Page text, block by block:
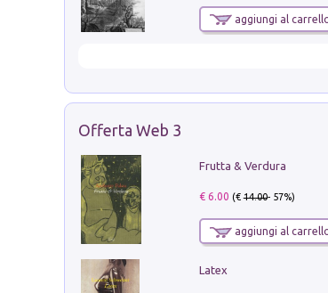
aggiungi al
Offerta Web 3
Frutta & Verdura
€ 6.00 (€14.00- 57%)
aggiungi al
Latex